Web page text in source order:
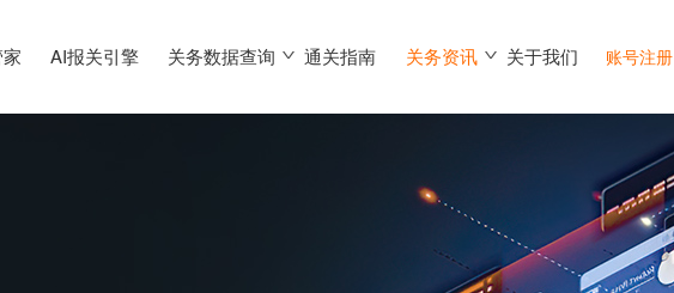
AI报关引擎 关务数据查询 通关指南 关务资讯 关于我们 账号注册